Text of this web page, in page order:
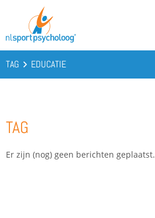
CONTACT
TAG EDUCATIE
TAG
Er zijn (nog) geen berichten geplaatst.